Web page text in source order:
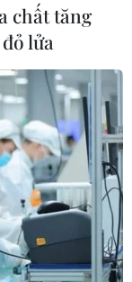
chất tăng
lửa